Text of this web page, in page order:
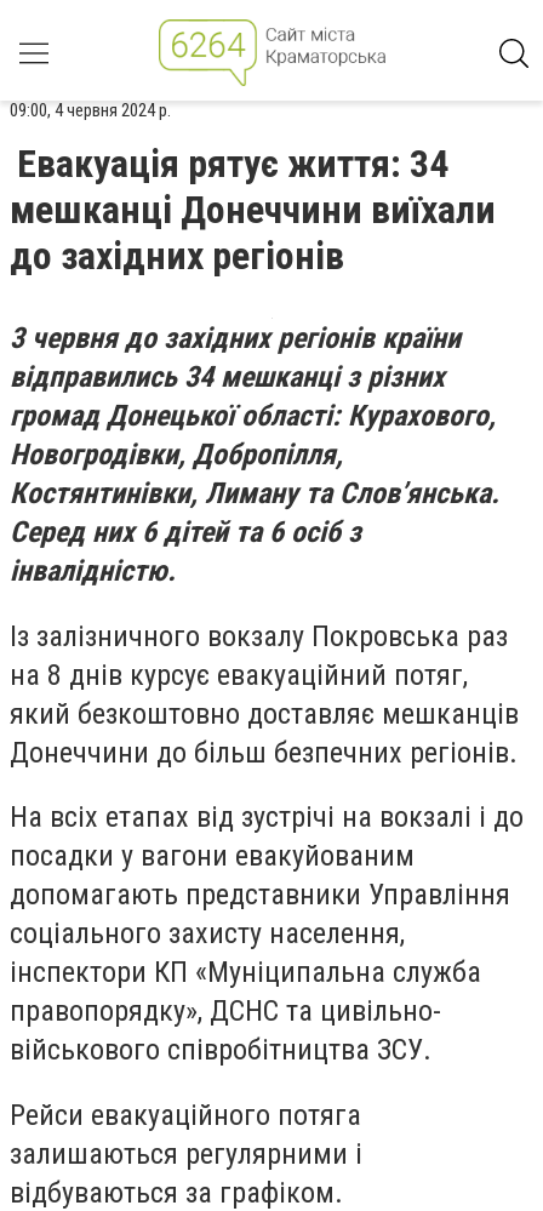
09:00, 4 червня 2024 р.
Евакуація рятує життя: 34
мешканці Донеччини виїхали
до західних регіонів
3 червня до західних регіонів країни
відправились 34 мешканці з різних
громад Донецької області: Курахового,
Новогродівки, Добропілля,
Костянтинівки, Лиману та Словʼянська.
Серед них 6 дітей та 6 осіб з
інвалідністю.
Із залізничного вокзалу Покровська раз
на 8 днів курсує евакуаційний потяг,
який безкоштовно доставляє мешканців
Донеччини до більш безпечних регіонів.
На всіх етапах від зустрічі на вокзалі і до
посадки у вагони евакуйованим
допомагають представники Управління
соціального захисту населення,
інспектори КП «Муніципальна служба
правопорядку», ДСНС та цивільно-
військового співробітництва ЗСУ.
Рейси евакуаційного потяга
залишаються регулярними і
відбуваються за графіком.